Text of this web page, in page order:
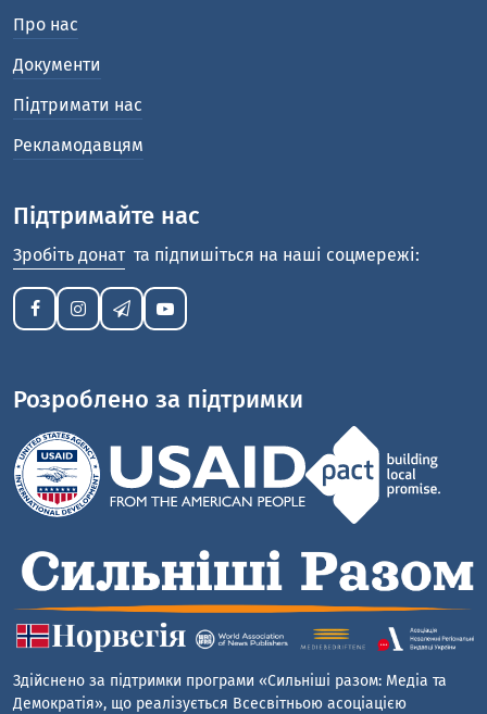
Про нас
Документи
Підтримати нас
Рекламодавцям
Підтримайте нас
Зробіть донат та підпишіться на наші соцмережі:
Розроблено за підтримки
Здійснено за підтримки програми «Сильніші разом: Медіа та
Демократія», що реалізується Всесвітньою асоціацією